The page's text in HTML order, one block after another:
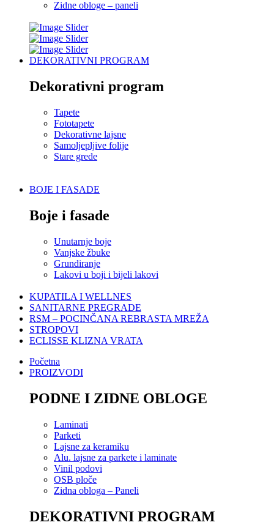
Zidne obloge – paneli
DEKORATIVNI PROGRAM
Dekorativni program
Tapete
Fototapete
Dekorativne lajsne
Samoljepljive folije
Stare grede
BOJE I FASADE
Boje i fasade
Unutarnje boje
Vanjske žbuke
Grundiranje
Lakovi u boji i bijeli lakovi
KUPATILA I WELLNES
SANITARNE PREGRADE
RSM – POCINČANA REBRASTA MREŽA
STROPOVI
ECLISSE KLIZNA VRATA
Početna
PROIZVODI
PODNE I ZIDNE OBLOGE
Laminati
Parketi
Lajsne za keramiku
Alu. lajsne za parkete i laminate
Vinil podovi
OSB ploče
Zidna obloga – Paneli
DEKORATIVNI PROGRAM